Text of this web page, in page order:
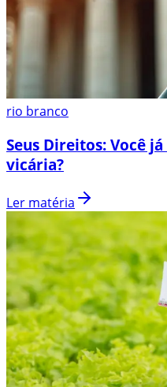
rio branco
Seus Direitos: Você
vicária?
Ler matéria